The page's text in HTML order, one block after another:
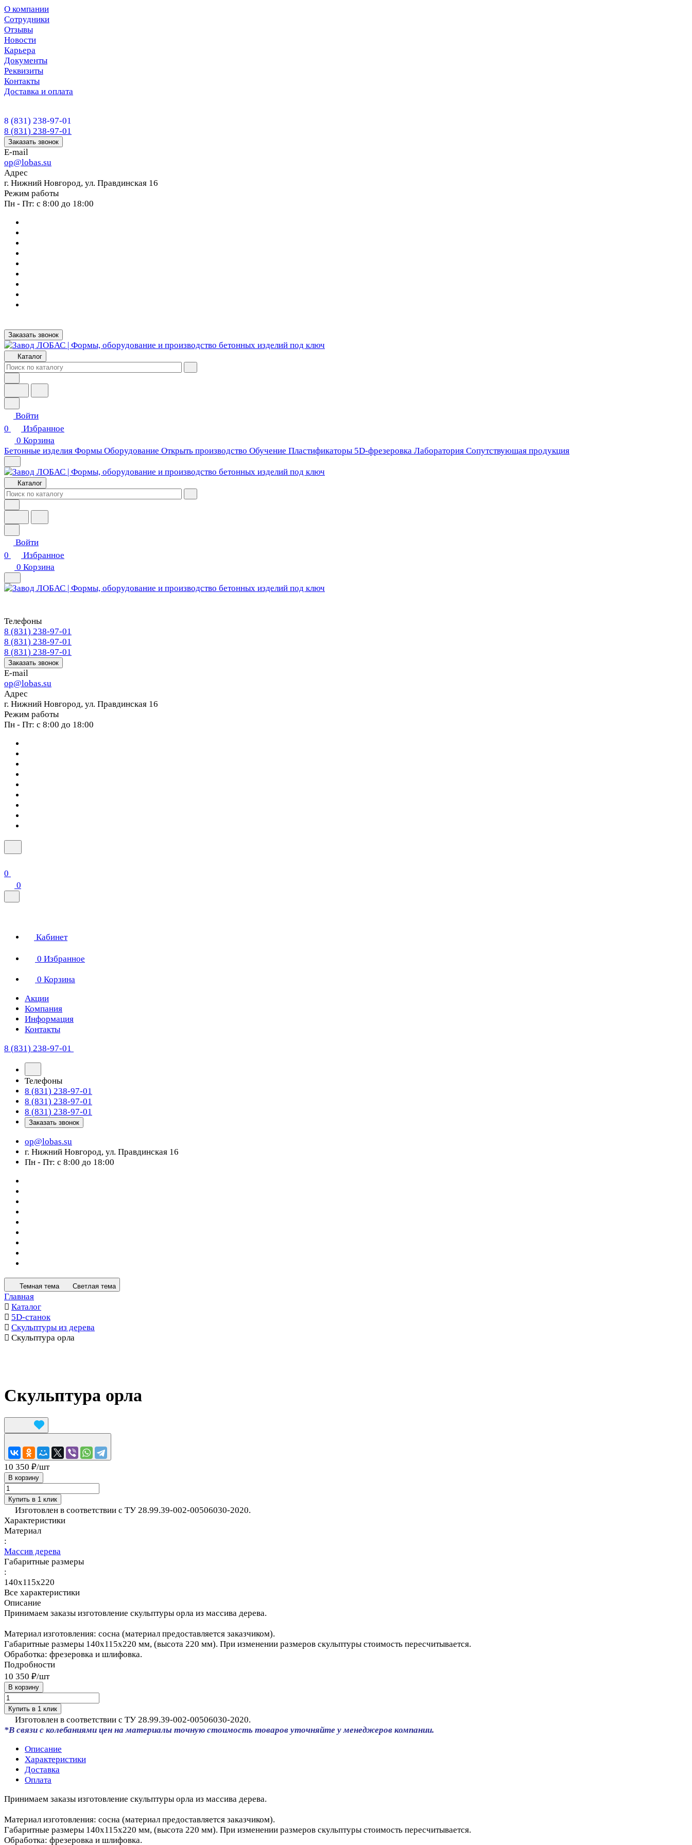
О компании
Сотрудники
Отзывы
Новости
Карьера
Документы
Реквизиты
Контакты
Доставка и оплата
8 (831) 238-97-01
8 (831) 238-97-01
Заказать звонок
E-mail
op@lobas.su
Адрес
г. Нижний Новгород, ул. Правдинская 16
Режим работы
Пн - Пт: с 8:00 до 18:00
Заказать звонок
Каталог
Войти
0
Избранное
0 Корзина
Бетонные изделия Формы Оборудование Открыть производство Обучение Пластификаторы 5D-фрезеровка Лаборатория Сопутствующая продукция
Каталог
Войти
0
Избранное
0 Корзина
Телефоны
8 (831) 238-97-01
8 (831) 238-97-01
8 (831) 238-97-01
Заказать звонок
E-mail
op@lobas.su
Адрес
г. Нижний Новгород, ул. Правдинская 16
Режим работы
Пн - Пт: с 8:00 до 18:00
0
0
Кабинет
0 Избранное
0 Корзина
Акции
Компания
Информация
Контакты
8 (831) 238-97-01
Телефоны
8 (831) 238-97-01
8 (831) 238-97-01
8 (831) 238-97-01
Заказать звонок
op@lobas.su
г. Нижний Новгород, ул. Правдинская 16
Пн - Пт: с 8:00 до 18:00
Темная тема Светлая тема
Главная
Каталог
5D-станок
Скульптуры из дерева
Скульптура орла
Скульптура орла
10 350 ₽/шт
В корзину
Купить в 1 клик
Изготовлен в соответствии с ТУ 28.99.39-002-00506030-2020.
Характеристики
Материал
:
Массив дерева
Габаритные размеры
:
140x115x220
Все характеристики
Описание
Принимаем заказы изготовление скульптуры орла из масcива дерева.
Материал изготовления: сосна (материал предоставляется заказчиком).
Габаритные размеры 140x115x220 мм, (высота 220 мм). При изменении размеров скульптуры стоимость пересчитывается.
Обработка: фрезеровка и шлифовка.
Подробности
10 350 ₽/шт
В корзину
Купить в 1 клик
Изготовлен в соответствии с ТУ 28.99.39-002-00506030-2020.
*В связи с колебаниями цен на материалы точную стоимость товаров уточняйте у менеджеров компании.
Описание
Характеристики
Доставка
Оплата
Принимаем заказы изготовление скульптуры орла из масcива дерева.
Материал изготовления: сосна (материал предоставляется заказчиком).
Габаритные размеры 140x115x220 мм, (высота 220 мм). При изменении размеров скульптуры стоимость пересчитывается.
Обработка: фрезеровка и шлифовка.